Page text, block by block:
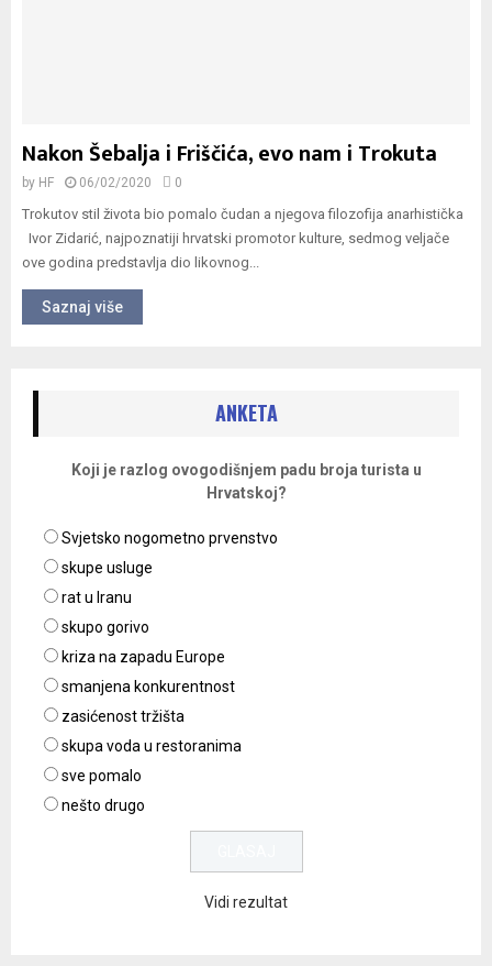
Nakon Šebalja i Friščića, evo nam i Trokuta
by HF 06/02/2020 0
Trokutov stil života bio pomalo čudan a njegova filozofija anarhistička
Ivor Zidarić, najpoznatiji hrvatski promotor kulture, sedmog veljače
ove godina predstavlja dio likovnog...
Saznaj više
ANKETA
Koji je razlog ovogodišnjem padu broja turista u
Hrvatskoj?
Svjetsko nogometno prvenstvo
skupe usluge
rat u Iranu
skupo gorivo
kriza na zapadu Europe
smanjena konkurentnost
zasićenost tržišta
skupa voda u restoranima
sve pomalo
nešto drugo
Vidi rezultat